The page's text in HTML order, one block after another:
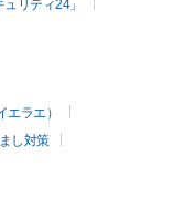
リティ24」
ラエ）
し対策